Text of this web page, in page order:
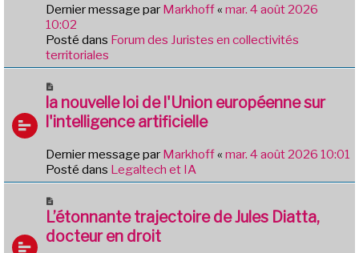
u
m
e
s
s
g
e
Dernier message par Markhoff« mar. 4 août 2026
10:02
Posté dans Forum des Juristes en collectivités
territoriales
o
u
v
a
u
s
s
la nouvelle loi de l'Union européenne sur
l'intelligence artificielle
Dernier message par Markhoff« mar. 4 août 2026 10:01
Posté dans Legaltech et IA
o
u
v
L’étonnante trajectoire de Jules Diatta,
docteur en droit